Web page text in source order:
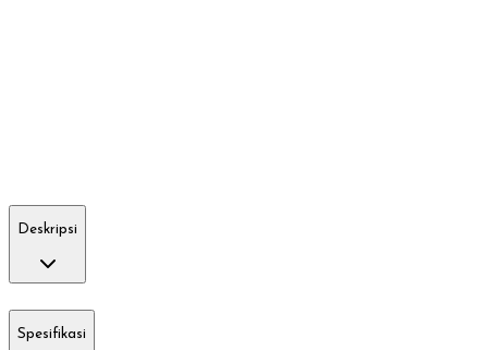
Deskripsi
Spesifikasi